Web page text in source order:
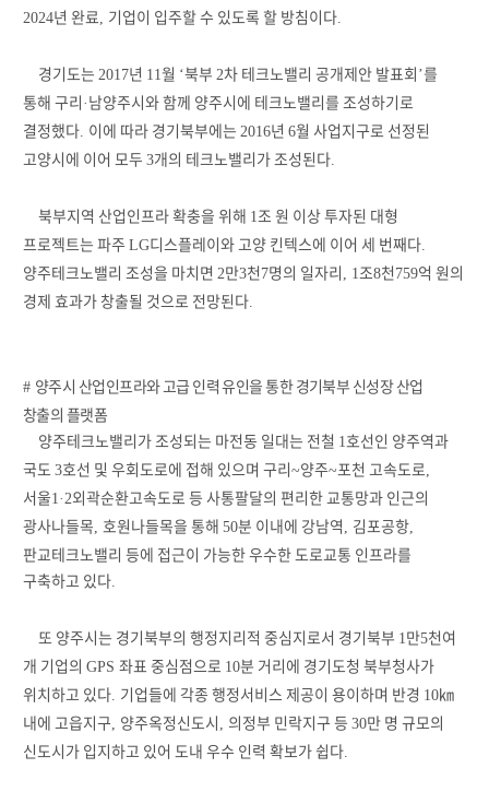
2024년 완료 기업이 입주할 수 있도록 할 방침이다
경기도는 2017년 11 월 ‘북부 2차 테크노밸리 공개제안 발표회 ’를
통해 구리 · 남양주시와 함께 양주시에 테크노밸리를 조성하기로
결정했다 이에 따라 경기북부에는 2016년 6월 사업지구로 선정된
고양시에 이어 모두 3개의 테크노밸리가 조성된다
북부지역 산업인프라 확충을 위해 1 조 원 이상 투자된 대형
프로젝트는 파주 LG디스플레이와 고양 킨텍스에 이어 세 번째다
양주테크노밸리 조성을 마치면 2만3천 7명의 일자리 , 1 조8천 759억 원의
경제 효과가 창출될 것으로 전망된다
# 양주시 산업인프라와 고급 인력 유인을 통한 경기북부 신성장 산업
창출의 플랫폼
양주테크노밸리가 조성되는 마전동 일대는 전철 1 호선인 양주역과
국도 3호선 및 우회도로에 접해 있으며 구리~양주~포천 고속도로
서울1·2외곽순환고속도로 등 사통팔달의 편리한 교통망과 인근의
광사나들목 호원나들목을 통해 50분 이내에 강남역 김포공항
판교테크노밸리 등에 접근이 가능한 우수한 도로교통 인프라를
구축하고 있다
또 양주시는 경기북부의 행정지리적 중심지로서 경기북부 1 만5천여
개 기업의 GPS 좌표 중심점으로 10분 거리에 경기도청 북부청사가
위치하고 있다 기업들에 각종 행정서비스 제공이 용이하며 반경 10㎞
내에 고읍지구 양주옥정신도시 의정부 민락지구 등 30만 명 규모의
신도시가 입지하고 있어 도내 우수 인력 확보가 쉽다